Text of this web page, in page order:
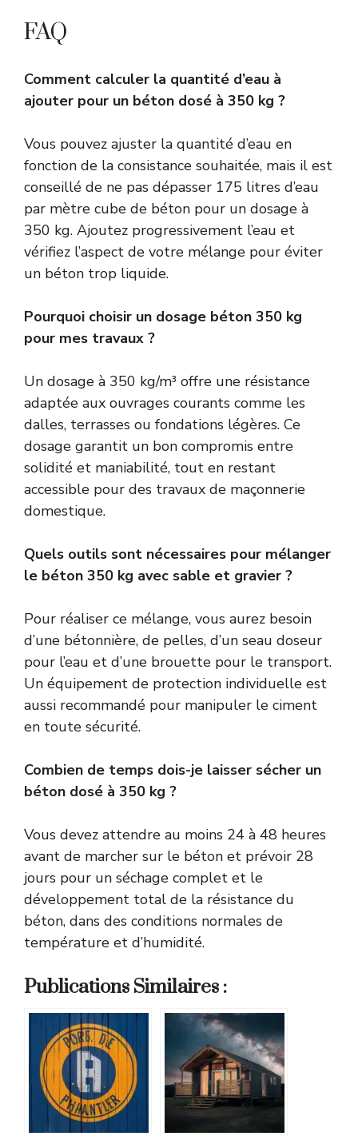
FAQ
Comment calculer la quantité d’eau à
ajouter pour un béton dosé à 350 kg ?
Vous pouvez ajuster la quantité d’eau en
fonction de la consistance souhaitée, mais il est
conseillé de ne pas dépasser 175 litres d’eau
par mètre cube de béton pour un dosage à
350 kg. Ajoutez progressivement l’eau et
vérifiez l’aspect de votre mélange pour éviter
un béton trop liquide.
Pourquoi choisir un dosage béton 350 kg
pour mes travaux ?
Un dosage à 350 kg/m³ offre une résistance
adaptée aux ouvrages courants comme les
dalles, terrasses ou fondations légères. Ce
dosage garantit un bon compromis entre
solidité et maniabilité, tout en restant
accessible pour des travaux de maçonnerie
domestique.
Quels outils sont nécessaires pour mélanger
le béton 350 kg avec sable et gravier ?
Pour réaliser ce mélange, vous aurez besoin
d’une bétonnière, de pelles, d’un seau doseur
pour l’eau et d’une brouette pour le transport.
Un équipement de protection individuelle est
aussi recommandé pour manipuler le ciment
en toute sécurité.
Combien de temps dois-je laisser sécher un
béton dosé à 350 kg ?
Vous devez attendre au moins 24 à 48 heures
avant de marcher sur le béton et prévoir 28
jours pour un séchage complet et le
développement total de la résistance du
béton, dans des conditions normales de
température et d’humidité.
Publications Similaires :